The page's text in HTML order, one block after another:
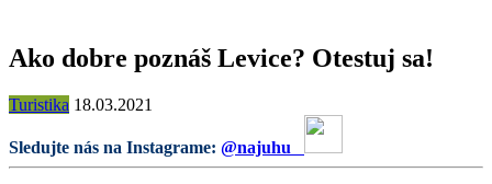
Ako dobre poznáš Levice? Otestuj sa!
Turistika 18.03.2021
Sledujte nás na Instagrame: @najuhu